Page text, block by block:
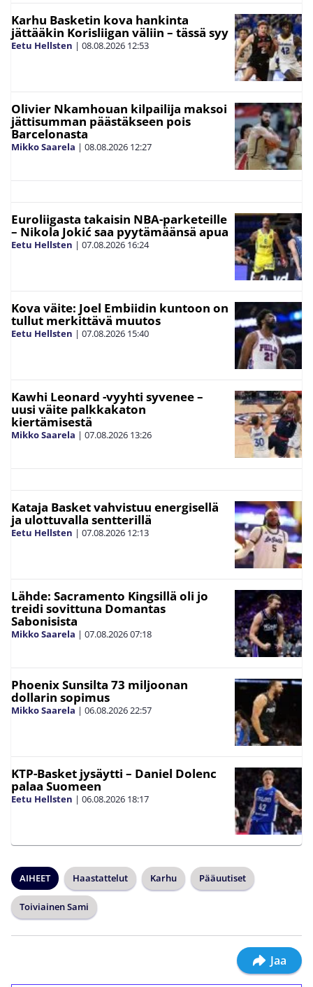
Karhu Basketin kova hankinta
jättääkin Korisliigan väliin – tässä syy
Eetu Hellsten | 08.08.2026 12:53
Olivier Nkamhouan kilpailija maksoi
jättisumman päästäkseen pois
Barcelonasta
Mikko Saarela | 08.08.2026 12:27
Euroliigasta takaisin NBA-parketeille
– Nikola Jokić saa pyytämäänsä apua
Eetu Hellsten | 07.08.2026 16:24
Kova väite: Joel Embiidin kuntoon on
tullut merkittävä muutos
Eetu Hellsten | 07.08.2026 15:40
Kawhi Leonard -vyyhti syvenee –
uusi väite palkkakaton
kiertämisestä
Mikko Saarela | 07.08.2026 13:26
Kataja Basket vahvistuu energisellä
ja ulottuvalla sentterillä
Eetu Hellsten | 07.08.2026 12:13
Lähde: Sacramento Kingsillä oli jo
treidi sovittuna Domantas
Sabonisista
Mikko Saarela | 07.08.202607:18
Phoenix Sunsilta 73 miljoonan
dollarin sopimus
Mikko Saarela | 06.08.202622:57
KTP-Basket jysäytti – Daniel Dolenc
palaa Suomeen
Eetu Hellsten | 06.08.2026 18:17
AIHEET Haastattelut Karhu Pääuutiset
Toiviainen Sami
Jaa